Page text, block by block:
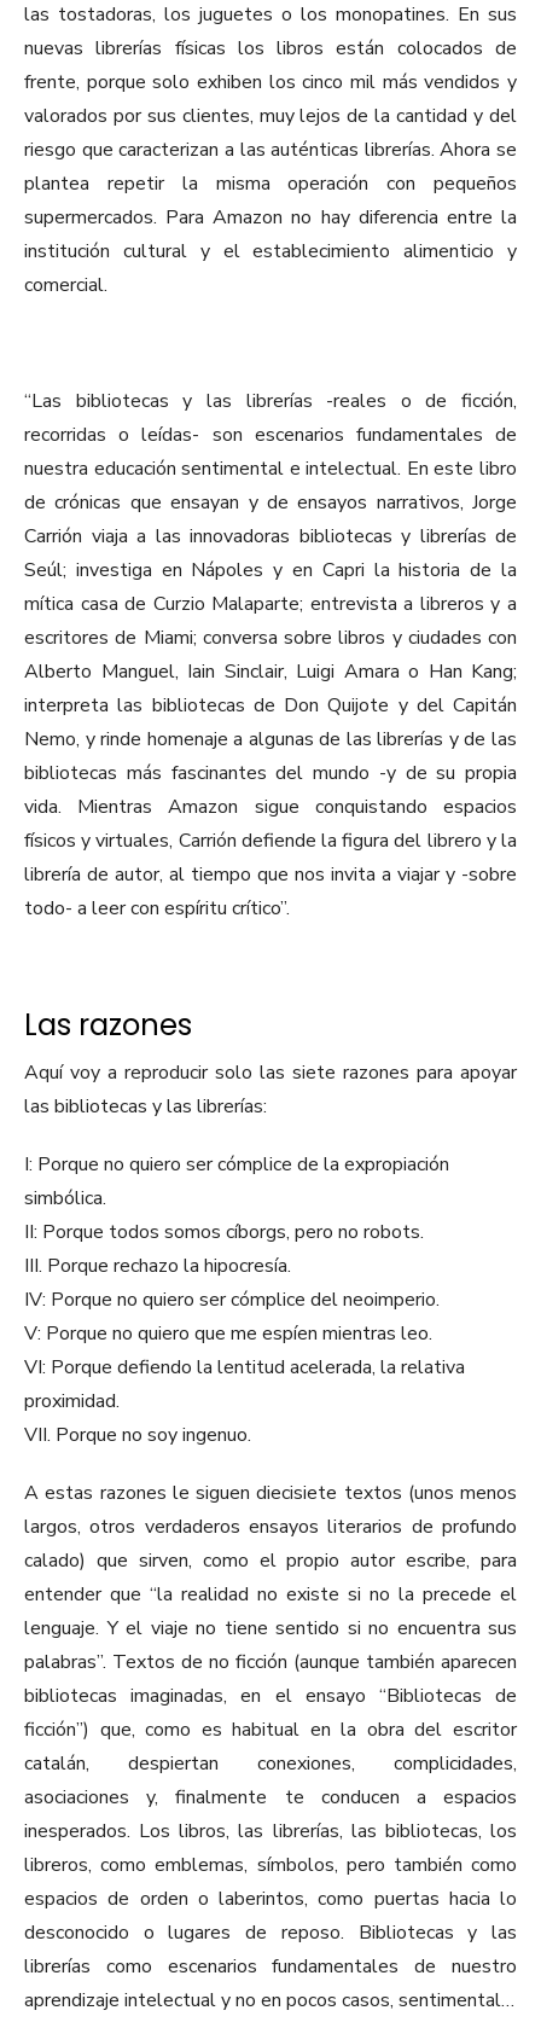
las tostadoras, los juguetes o los monopatines. En sus
nuevas librerías físicas los libros están colocados de
frente, porque solo exhiben los cinco mil más vendidos y
valorados por sus clientes, muy lejos de la cantidad y del
riesgo que caracterizan a las auténticas librerías. Ahora se
plantea repetir la misma operación con pequeños
supermercados. Para Amazon no hay diferencia entre la
institución cultural y el establecimiento alimenticio y
comercial.
“Las bibliotecas y las librerías -reales o de ficción,
recorridas o leídas- son escenarios fundamentales de
nuestra educación sentimental e intelectual. En este libro
de crónicas que ensayan y de ensayos narrativos, Jorge
Carrión viaja a las innovadoras bibliotecas y librerías de
Seúl; investiga en Nápoles y en Capri la historia de la
mítica casa de Curzio Malaparte; entrevista a libreros y a
escritores de Miami; conversa sobre libros y ciudades con
Alberto Manguel, Iain Sinclair, Luigi Amara o Han Kang;
interpreta las bibliotecas de Don Quijote y del Capitán
Nemo, y rinde homenaje a algunas de las librerías y de las
bibliotecas más fascinantes del mundo -y de su propia
vida. Mientras Amazon sigue conquistando espacios
físicos y virtuales, Carrión defiende la figura del librero y la
librería de autor, al tiempo que nos invita a viajar y -sobre
todo- a leer con espíritu crítico”.
Las razones
Aquí voy a reproducir solo las siete razones para apoyar
las bibliotecas y las librerías:
I: Porque no quiero ser cómplice de la expropiación
simbólica.
II: Porque todos somos cíborgs, pero no robots.
III. Porque rechazo la hipocresía.
IV: Porque no quiero ser cómplice del neoimperio.
V: Porque no quiero que me espíen mientras leo.
VI: Porque defiendo la lentitud acelerada, la relativa
proximidad.
VII. Porque no soy ingenuo.
A estas razones le siguen diecisiete textos (unos menos
largos, otros verdaderos ensayos literarios de profundo
calado) que sirven, como el propio autor escribe, para
entender que “la realidad no existe si no la precede el
lenguaje. Y el viaje no tiene sentido si no encuentra sus
palabras”. Textos de no ficción (aunque también aparecen
bibliotecas imaginadas, en el ensayo “Bibliotecas de
ficción”) que, como es habitual en la obra del escritor
catalán, despiertan conexiones, complicidades,
asociaciones y, finalmente te conducen a espacios
inesperados. Los libros, las librerías, las bibliotecas, los
libreros, como emblemas, símbolos, pero también como
espacios de orden o laberintos, como puertas hacia lo
desconocido o lugares de reposo. Bibliotecas y las
librerías como escenarios fundamentales de nuestro
aprendizaje intelectual y no en pocos casos, sentimental…